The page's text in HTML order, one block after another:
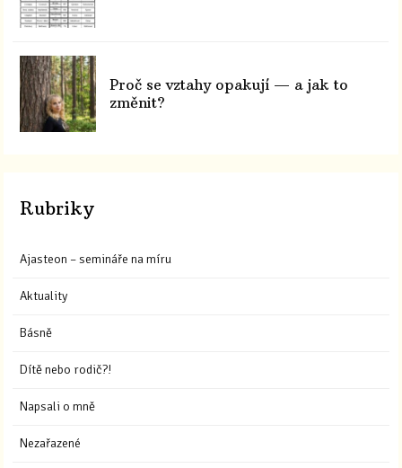
Proč se vztahy opakují — a jak to
změnit?
Rubriky
Ajasteon – semináře na míru
Aktuality
Básně
Dítě nebo rodič?!
Napsali o mně
Nezařazené